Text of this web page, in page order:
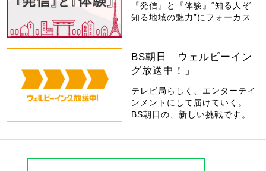
『発信』と『体験』“知る人ぞ
知る地域の魅力”にフォーカス
BS朝日「ウェルビーイン
グ放送中！」
テレビ局らしく、エンターテイ
ンメントにして届けていく。
BS朝日の、新しい挑戦です。